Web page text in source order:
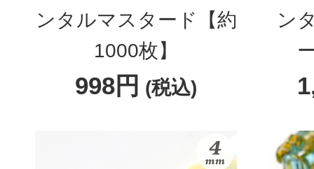
ンタルマスタード【約
1000枚】
998円 (税込)
ン